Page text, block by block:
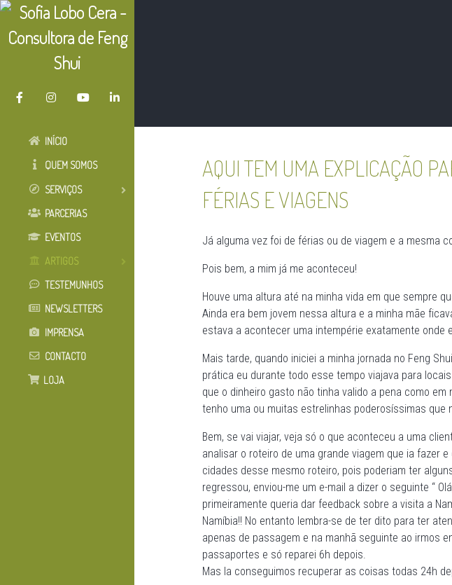
AQUI TEM UMA EXPLICAÇÃO
FÉRIAS E VIAGENS
Já alguma vez foi de férias ou de viagem e a mesma
Pois bem, a mim já me aconteceu!
Houve uma altura até na minha vida em que sempre
Ainda era bem jovem nessa altura e a minha mãe
estava a acontecer uma intempérie exatamente onde
Mais tarde, quando iniciei a minha jornada no Feng
prática eu durante todo esse tempo viajava para
que o dinheiro gasto não tinha valido a pena como
tenho uma ou muitas estrelinhas poderosíssimas que
Bem, se vai viajar, veja só o que aconteceu a uma
analisar o roteiro de uma grande viagem que ia fazer
cidades desse mesmo roteiro, pois poderiam ter
regressou, enviou-me um e-mail a dizer o seguinte “
primeiramente queria dar feedback sobre a visita a
Namíbia!! No entanto lembra-se de ter dito para ter
apenas de passagem e na manhã seguinte ao irmos
passaportes e só reparei 6h depois.
Mas la conseguimos recuperar as coisas todas 24h
INÍCIO
QUEM SOMOS
SERVIÇOS
PARCERIAS
EVENTOS
ARTIGOS
TESTEMUNHOS
NEWSLETTERS
IMPRENSA
CONTACTO
LOJA